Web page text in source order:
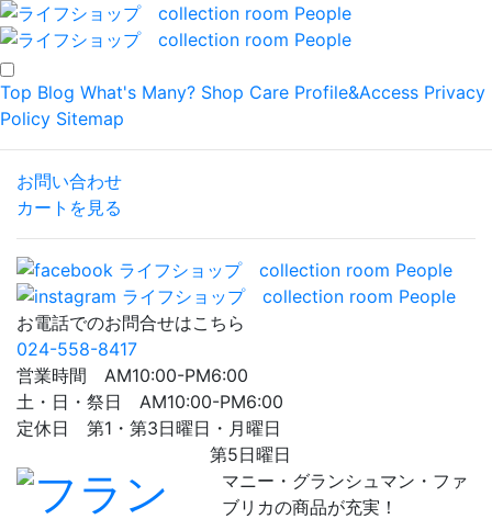
Top Blog What's Many? Shop Care Profile&Access Privacy
Policy Sitemap
お問い合わせ
カートを見る
お電話でのお問合せはこちら
024-558-8417
営業時間 AM10:00-PM6:00
土・日・祭日 AM10:00-PM6:00
定休日 第1・第3日曜日・月曜日
第5日曜日
マニー・グランシュマン・ファ
ブリカの商品が充実！